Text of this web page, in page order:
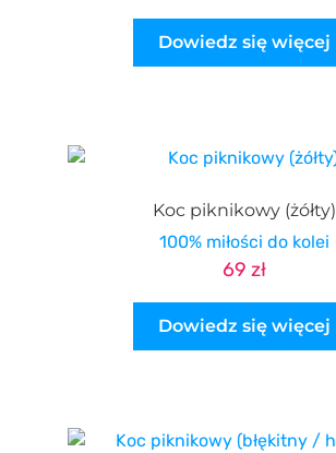
Dowiedz się więcej
Koc piknikowy (żółty)
100% miłości do kolei
69 zł
Dowiedz się więcej